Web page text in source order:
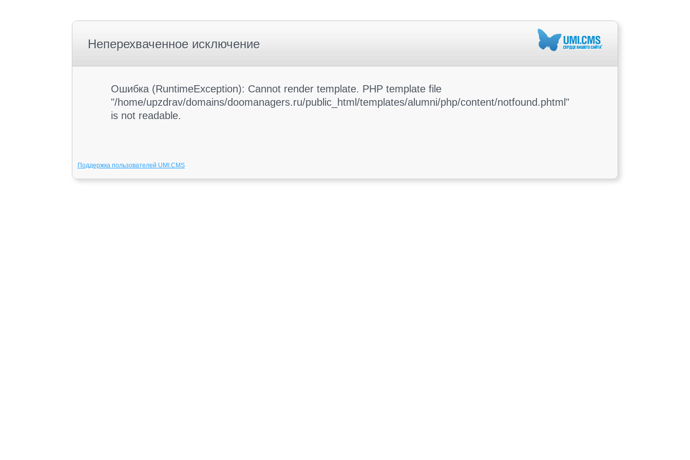
Неперехваченное исключение
Ошибка (RuntimeException): Cannot render template. PHP template file
"/home/upzdrav/domains/doomanagers.ru/public_html/templates/alumni/php/content/notfound.phtml"
is not readable.
Поддержка пользователей UMI.CMS